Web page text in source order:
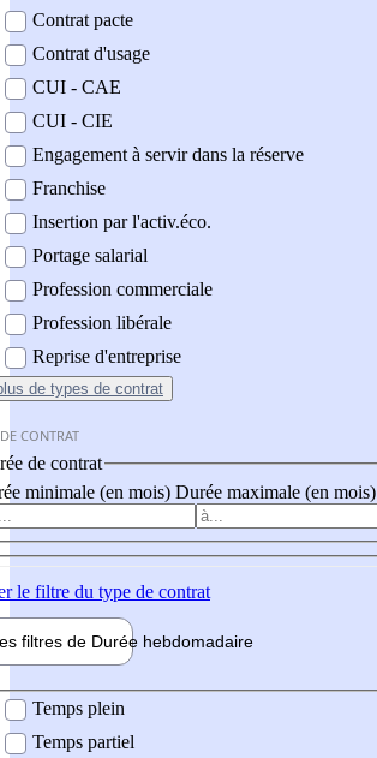
Contrat pacte
Contrat d'usage
CUI - CAE
CUI - CIE
Engagement à servir dans la réserve
Franchise
Insertion par l'activ.éco.
Portage salarial
Profession commerciale
Profession libérale
Reprise d'entreprise
de types de contrat
CONTRAT
de contrat
minimale (en mois) Durée maximale (en mois)
le filtre du type de contrat
filtres de Durée hebdomadaire
Temps plein
Temps partiel